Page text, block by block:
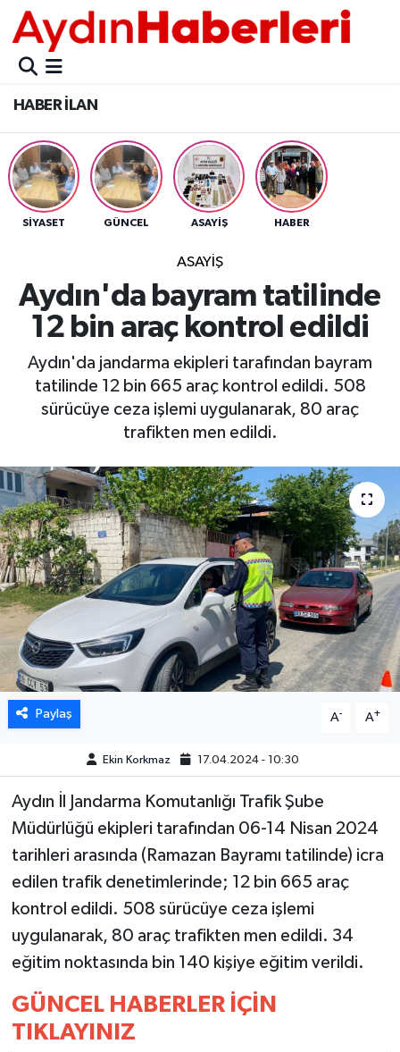
HABER İLAN
SİYASET GÜNCEL ASAYİŞ HABER
ASAYİŞ
Aydın'da bayram tatilinde
12 bin araç kontrol edildi
Aydın'da jandarma ekipleri tarafından bayram
tatilinde 12 bin 665 araç kontrol edildi. 508
sürücüye ceza işlemi uygulanarak, 80 araç
trafikten men edildi.
Paylaş A- A+
Ekin Korkmaz 17.04.2024 - 10:30
Aydın İl Jandarma Komutanlığı Trafik Şube
Müdürlüğü ekipleri tarafından 06-14 Nisan 2024
tarihleri arasında (Ramazan Bayramı tatilinde) icra
edilen trafik denetimlerinde; 12 bin 665 araç
kontrol edildi. 508 sürücüye ceza işlemi
uygulanarak, 80 araç trafikten men edildi. 34
eğitim noktasında bin 140 kişiye eğitim verildi.
GÜNCEL HABERLER İÇİN
TIKLAYINIZ
GÜNCEL
POLİTİKA
BELEDİYELER
ASAYİŞ
BÜLTEN
ÇEVRE
DIŞ
EGE
EĞİTİM
EKOLOJİ VE ÇEVRE
BİLİM VE TEKNOLOJİ
GENEL
GÜNDEM
HABERDE İNSAN
KÜLTÜR SANAT
MAGAZİN
ÖZEL HABER
SAĞLIK
SİYASET
Aydın Nöbetçi Eczaneler
Aydın Hava Durumu
Aydin Namaz Vakitleri
Aydın Trafik Yoğunluk Haritası
Tüm Manşetler
Son Dakika Haberleri
Haber Arşivi